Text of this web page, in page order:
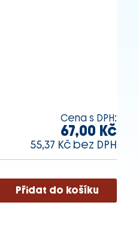
Cena s DPH:
67,00 Kč
55,37 Kč bez DPH